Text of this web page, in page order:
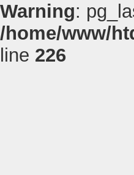
Warning:
/home/www/
line 226